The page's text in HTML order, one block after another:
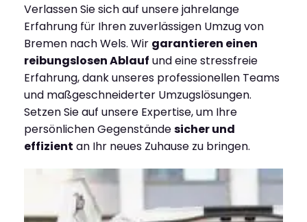
Verlassen Sie sich auf unsere jahrelange
Erfahrung für Ihren zuverlässigen Umzug von
Bremen nach Wels. Wir garantieren einen
reibungslosen Ablauf und eine stressfreie
Erfahrung, dank unseres professionellen Teams
und maßgeschneiderter Umzugslösungen.
Setzen Sie auf unsere Expertise, um Ihre
persönlichen Gegenständesicher und
effizient an Ihr neues Zuhause zu bringen.